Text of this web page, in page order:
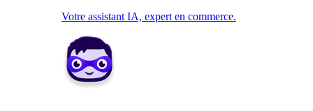
Votre assistant IA, expert en commerce.